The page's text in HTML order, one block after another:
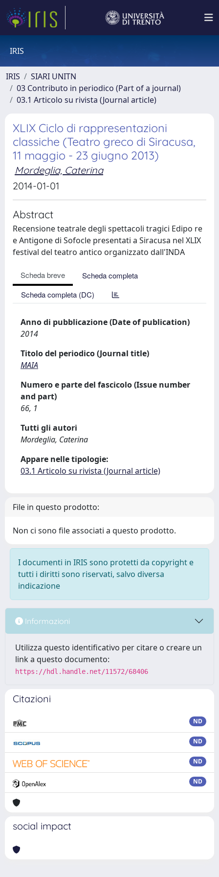
IRIS
IRIS
SIARI UNITN
03 Contributo in periodico (Part of a journal)
03.1 Articolo su rivista (Journal article)
XLIX Ciclo di rappresentazioni
classiche (Teatro greco di Siracusa,
11 maggio - 23 giugno 2013)
Mordeglia, Caterina
2014-01-01
Abstract
Recensione teatrale degli spettacoli tragici Edipo re
e Antigone di Sofocle presentati a Siracusa nel XLIX
festival del teatro antico organizzato dall'INDA
Scheda breve
Scheda completa
Scheda completa (DC)
Anno di pubblicazione (Date of publication)
2014
Titolo del periodico (Journal title)
MAIA
Numero e parte del fascicolo (Issue number
and part)
66, 1
Tutti gli autori
Mordeglia, Caterina
Appare nelle tipologie:
03.1 Articolo su rivista (Journal article)
File in questo prodotto:
Non ci sono file associati a questo prodotto.
I documenti in IRIS sono protetti da copyright e
tutti i diritti sono riservati, salvo diversa
indicazione
Informazioni
Utilizza questo identificativo per citare o creare un
link a questo documento:
https://hdl.handle.net/11572/68406
Citazioni
ND
ND
ND
ND
social impact